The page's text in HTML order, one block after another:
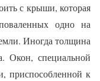
с крыши, которая
одно на
Иногда толщина
Окон, специальной
приспособленной к